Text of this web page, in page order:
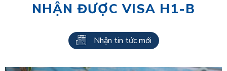
NHẬN ĐƯỢC VISA H1-B
Nhận tin tức mới